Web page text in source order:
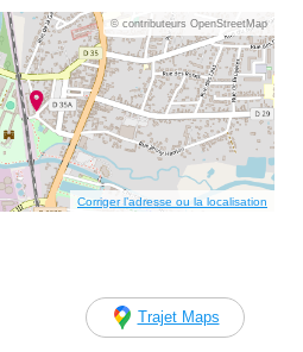
© contributeurs OpenStreetMap
Corriger l’adresse ou la localisation
Trajet Maps